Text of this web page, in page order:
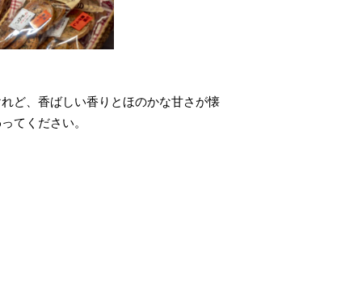
ど、香ばしい香りとほのかな甘さが懐
てください。